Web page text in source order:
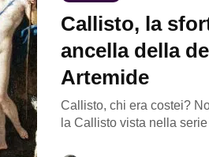
Callisto, la
ancella della
Artemide
Callisto, chi era costei?
la Callisto vista nella